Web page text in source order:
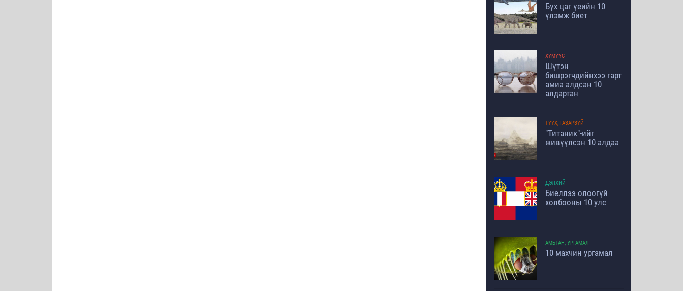
Бүх цаг үеийн 10
үлэмж биет
ХҮМҮҮС
Шүтэн
бишрэгчдийнхээ гарт
амиа алдсан 10
алдартан
ТҮҮХ, ГАЗАРЗҮЙ
"Титаник"-ийг
живүүлсэн 10 алдаа
ДЭЛХИЙ
Биеллээ олоогүй
холбооны 10 улс
АМЬТАН, УРГАМАЛ
10 махчин ургамал